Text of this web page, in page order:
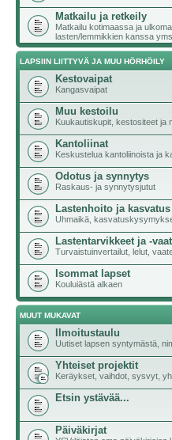
Matkailu ja retkeily
Matkailu kotimaassa ja
lasten/lemmikkien kanssa yms.
LAPSIIN LIITTYVÄ JA MUU HÖRHÖILY
Kestovaipat
Kangasvaipat
Muu kestoilu
Kuukautiskupit, kestositeet ja
Kantoliinat
Keskustelua kantoliinoista ja
Odotus ja synnytys
Raskaus- ja synnytysjutut
Lastenhoito ja kasvatus
Uhmaikä,
Lastentarvikkeet ja -
Turvaistuinvertailut, lelut,
Isommat lapset
Kouluiästä alkaen
MUUT MUKAVAT
Ilmoitustaulu
Uutiset lapsen syntymästä,
Yhteiset projektit
Keräykset, vaihdot, sysvyt,
Etsin ystävää...
Päiväkirjat